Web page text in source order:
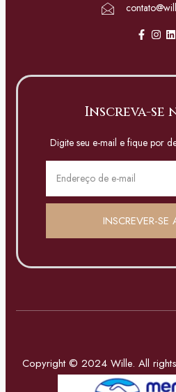
Inscreva-se
Digite seu e-mail e fique por
INSCREVER-SE
Copyright © 2024 Wille. All